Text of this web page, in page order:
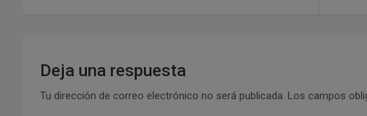
Deja una respuesta
Tu dirección de correo electrónico no será publicada. Los campos